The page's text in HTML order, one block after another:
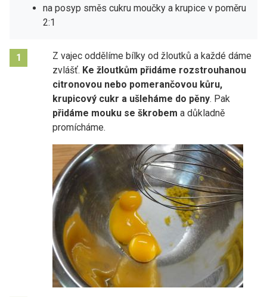
na posyp směs cukru moučky a krupice v poměru
2:1
1
Z vajec oddělíme bílky od žloutků a každé dáme
zvlášť. Ke žloutkům přidáme rozstrouhanou
citronovou nebo pomerančovou kůru,
krupicový cukr a ušleháme do pěny. Pak
přidáme mouku se škrobem a důkladně
promícháme.